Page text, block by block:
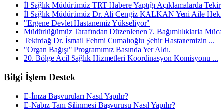
İl Sağlık Müdürümüz TRT Habere Yaptığı Açıklamalarda
İl Sağlık Müdürümüz Dr. Ali Cengiz KALKAN Yeni Aile
"Ergene Devlet Hastanemiz Yükseliyor"
Müdürlüğümüz Tarafından Düzenlenen 7. Bağımlılıklarla
Tekirdağ Dr. İsmail Fehmi Cumalıoğlu Şehir Hastanemizin ...
"Organ Bağışı" Programımız Basında Yer Aldı.
20. Bölge Acil Sağlık Hizmetleri Koordinasyon Komisyonu ...
Bilgi İşlem Destek
E-İmza Başvuruları Nasıl Yapılır?
E-Nabız Tanı Silinmesi Başvurusu Nasıl Yapılır?